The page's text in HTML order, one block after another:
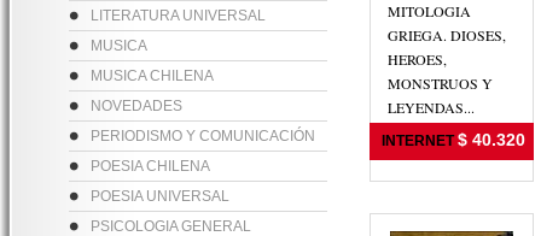
LITERATURA UNIVERSAL
MUSICA
MUSICA CHILENA
NOVEDADES
PERIODISMO Y COMUNICACIÓN
POESIA CHILENA
POESIA UNIVERSAL
PSICOLOGIA GENERAL
MITOLOGIA
GRIEGA. DIOSES,
HEROES,
MONSTRUOS Y
LEYENDAS...
BARTLETT, ROWAN
Y FIONA BAILE
INTERNET $ 40.320